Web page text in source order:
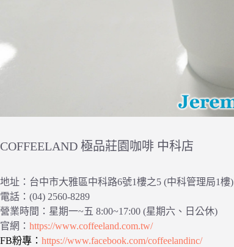
COFFEELAND 極品莊園咖啡 中科店
地址：台中市大雅區中科路6號1樓之5 (中科管理局1樓)
電話：(04) 2560-8289
營業時間：星期一~五 8:00~17:00 (星期六、日公休)
官網： https://www.coffeeland.com.tw/
FB粉專： https://www.facebook.com/coffeelandinc/